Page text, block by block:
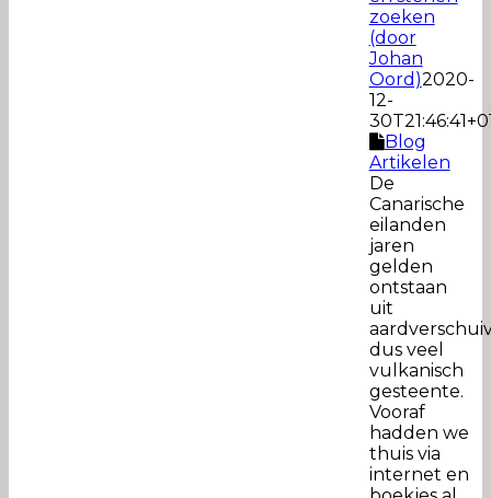
zoeken
(door
Johan
Oord)2020-
12-
Blog
Artikelen
De
Canarische
eilanden
jaren
gelden
ontstaan
uit
dus veel
vulkanisch
gesteente.
Vooraf
hadden we
thuis via
internet en